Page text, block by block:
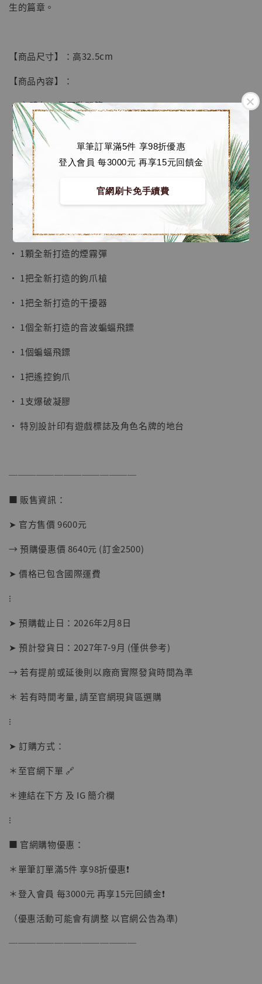
單筆訂單滿5件 享98折優惠
登入會員 每3000元 再享15元回饋金
官網刷卡免手續費
NT$ 1,500
NT$ 1,870
加入購物車
【現貨】BJSTUDIO 1/6系列可動蒐藏人偶 讓
子彈飛 鵝城縣長 張麻子 [BK01]
生的篇章。
【商品尺寸】：高32.5cm
【商品內容】：
• 主體有30個可動關節
• 1對拳頭
• 1對張開造型手掌
• 1對握武器手掌
• 1隻握蝙蝠飛鏢右手掌
• 1對全新打造的電擊手套外甲連同半透明藍色仿電擊特效
• 1顆全新打造的煙霧彈
• 1把全新打造的鉤爪槍
• 1把全新打造的干擾器
• 1個全新打造的音波蝙蝠飛鏢
• 1個蝙蝠飛鏢
• 1把遙控鉤爪
• 1支爆破凝膠
• 特別設計印有遊戲標誌及角色名牌的地台
──────────────
■ 販售資訊：
➤ 官方售價 9600元
→ 預購優惠價 8640元 (訂金2500)
➤ 價格已包含國際運費
⁝
➤ 預購截止日：2026年2月8日
➤ 預計發貨日：2027年7-9月 (僅供參考)
→ 若有提前或延後則以廠商實際發貨時間為準
＊ 若有時間考量, 請至官網現貨區選購
⁝
➤ 訂購方式：
＊至官網下單 🔗
＊連結在下方 及 IG 簡介欄
⁝
■ 官網購物優惠：
＊單筆訂單滿5件 享98折優惠❗️
＊登入會員 每3000元 再享15元回饋金❗️
（優惠活動可能會有調整 以官網公告為準)
──────────────